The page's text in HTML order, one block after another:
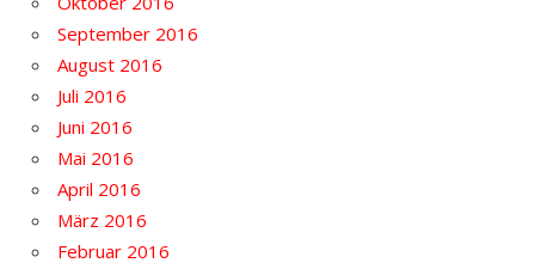
September 2016
August 2016
Juli 2016
Juni 2016
Mai 2016
April 2016
März 2016
Februar 2016